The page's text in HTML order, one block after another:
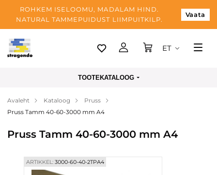
ROHKEM ISELOOMU, MADALAM HIND.
NATURAL TAMMEPUIDUST LIIMPUITKILP.
Vaata
Tallinn
Makse
Blogi
Kontaktid
ET
TOOTEKATALOOG
Avaleht Kataloog
Pruss
Pruss Tamm 40-60-3000 mm A4
Pruss Tamm 40-60-3000 mm A4
ARTIKKEL:3000-60-40-2TPА4